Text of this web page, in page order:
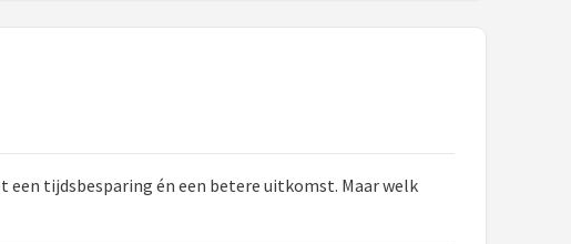
tijdsbesparing én een betere uitkomst. Maar welk